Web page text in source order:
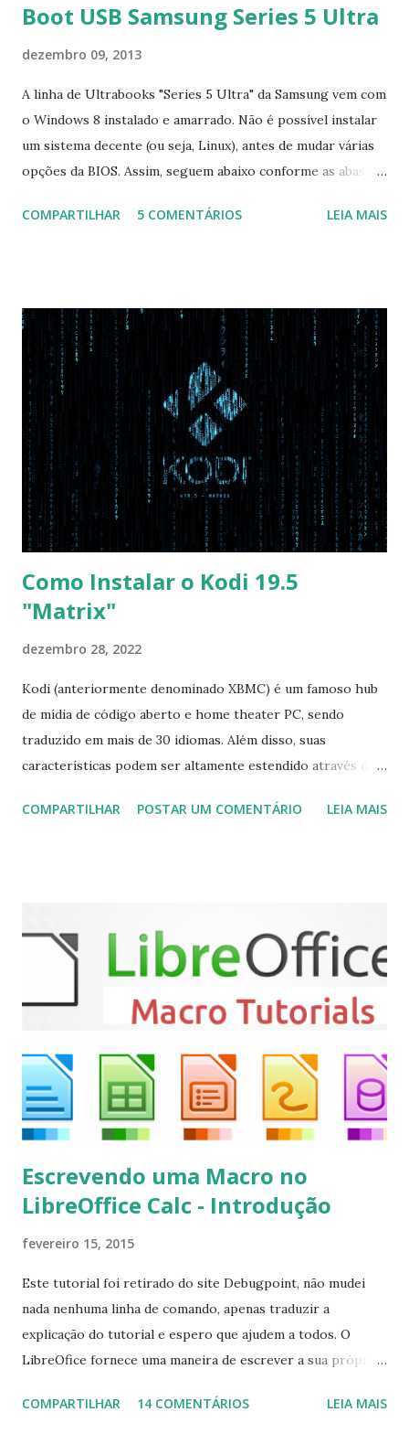
Boot USB Samsung Series 5 Ultra
dezembro 09, 2013
A linha de Ultrabooks "Series 5 Ultra" da Samsung vem com
o Windows 8 instalado e amarrado. Não é possível instalar
um sistema decente (ou seja, Linux), antes de mudar várias
opções da BIOS. Assim, seguem abaixo conforme as abas, a
Na inicialização aperte F2 para acessar a BIOS e então faça
com Win, deixe essa opção no Auto ) Set AHCI Mode ->
Disabled USB S3 Wake-up -> Enabled Boot: Secure Boot ->
Disabled OS Mode Selection -> UEFI and CSM OS (Essa
opção garante boot com Win e Linux) Boot > Boot Priority
Order USB HDD: SATA CD: SATA HDD: Essa ordem de boot
vai garantir que ele tente primeiro o boot pela USB, depois
pelo CD e por último no HD. Apenas as opções acima são
as necessá...
COMPARTILHAR 5 COMENTÁRIOS LEIA MAIS
Como Instalar o Kodi 19.5
"Matrix"
dezembro 28, 2022
Kodi (anteriormente denominado XBMC) é um famoso hub
de mídia de código aberto e home theater PC, sendo
traduzido em mais de 30 idiomas. Além disso, suas
características podem ser altamente estendido através de
(personal video recorder). A versão final do Kodi 19.5
sudo apt-get install kodi Use o comando a seguir para
instalar codecs de áudio e outros complementos,
executando: $ sudo apt-get install --install-suggests
kodi Para remover, execute: $ sudo apt-get remove
COMPARTILHAR POSTAR UM COMENTÁRIO LEIA MAIS
Escrevendo uma Macro no
LibreOffice Calc - Introdução
fevereiro 15, 2015
Este tutorial foi retirado do site Debugpoint, não mudei
nada nenhuma linha de comando, apenas traduzir a
explicação do tutorial e espero que ajudem a todos. O
LibreOfice fornece uma maneira de escrever a sua própria
aplicativo de escritório. Você pode usar Python ou Basic
COMPARTILHAR 14 COMENTÁRIOS LEIA MAIS